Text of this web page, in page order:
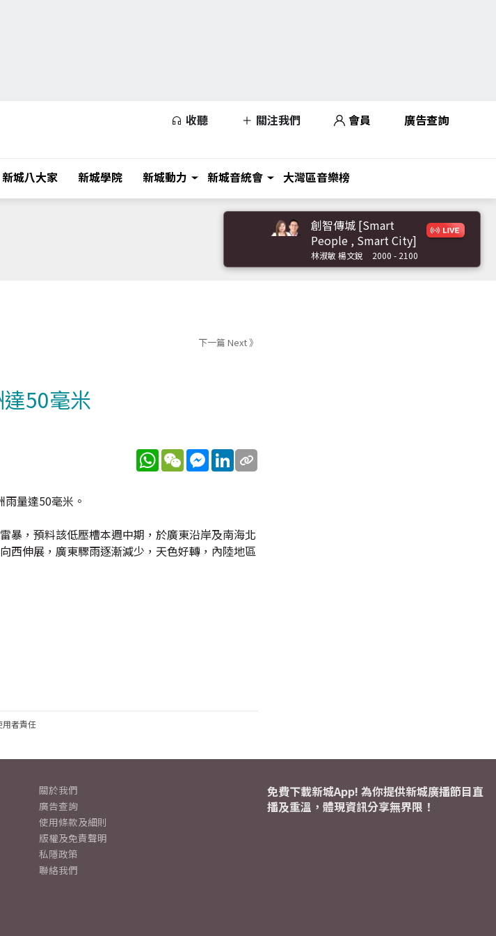
收聽 關注我們 會員 廣告查詢
新城八大家 新城學院 新城動力 新城音統會 大灣區音樂榜
創智傳城 [Smart
People , Smart City]
林淑敏 楊文銳 2000 - 2100
下一篇 Next 》
50毫米
WhatsApp
WeChatMessenger
LinkedIn
量達50毫米。
暴，預料該低壓槽本週中期，於廣東沿岸及南海北
西伸展，廣東驟雨逐漸減少，天色好轉，內陸地區
用者責任
關於我們
廣告查詢
使用條款及細則
版權及免責聲明
私隱政策
聯絡我們
免費下載新城App! 為你提供新城廣播節目直
播及重溫，體現資訊分享無界限！